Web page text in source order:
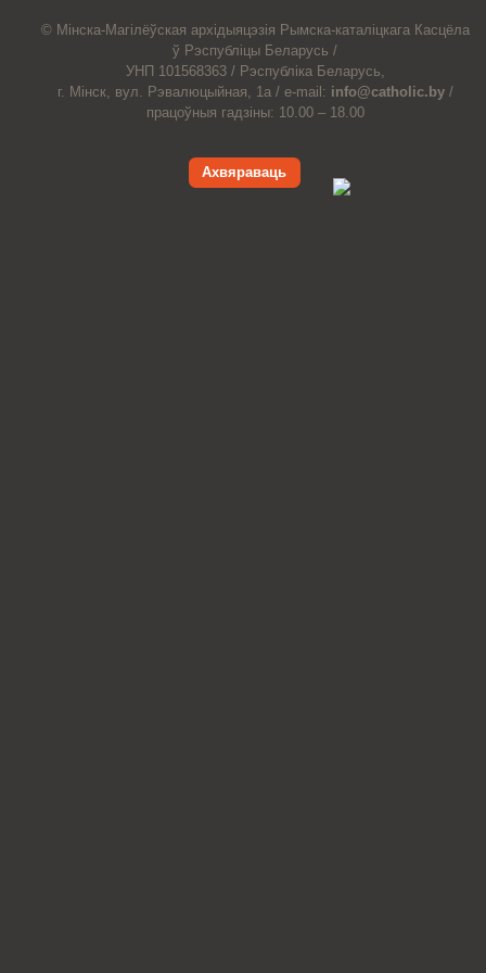
© Мiнска-Магiлёўская архiдыяцэзiя Рымска-каталіцкага Касцёла
ў Рэспубліцы Беларусь /
УНП 101568363 / Рэспубліка Беларусь,
г. Мінск, вул. Рэвалюцыйная, 1а / e-mail: info@catholic.by /
працоўныя гадзіны: 10.00 – 18.00
Ахвяраваць